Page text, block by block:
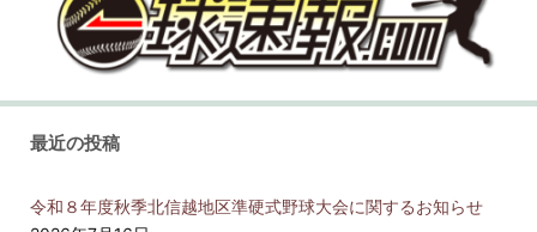
最近の投稿
令和８年度秋季北信越地区準硬式野球大会に関するお知らせ